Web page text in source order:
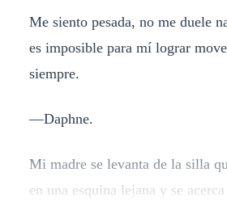
Me siento pesada, no me duele
es imposible para mí lograr
siempre.
—Daphne.
Mi madre se levanta de la silla
en una esquina lejana y se acerca